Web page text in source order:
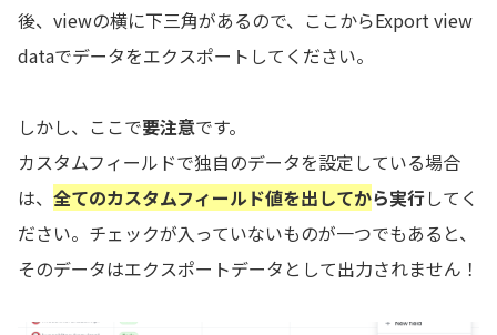
後、viewの横に下三角があるので、ここからExport view
dataでデータをエクスポートしてください。
しかし、ここで要注意です。
カスタムフィールドで独自のデータを設定している場合
は、 全てのカスタムフィールド値を出してから実行してく
ださい。チェックが入っていないものが一つでもあると、
そのデータはエクスポートデータとして出力されません！